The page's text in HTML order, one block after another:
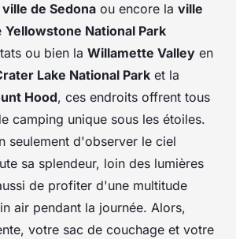
ville de Sedona ou encore la ville
Yellowstone National Park
ou bien la Willamette Valley en
Lake National Park et la
Hood, ces endroits offrent tous
camping unique sous les étoiles.
seulement d'observer le ciel
sa splendeur, loin des lumières
de profiter d'une multitude
air pendant la journée. Alors,
votre sac de couchage et votre